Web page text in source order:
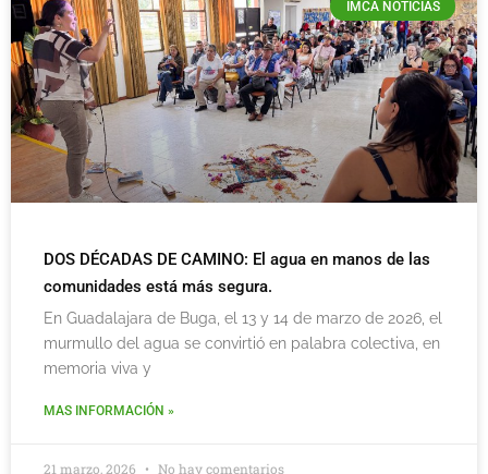
IMCA NOTICIAS
DOS DÉCADAS DE CAMINO: El agua en manos de las
comunidades está más segura.
En Guadalajara de Buga, el 13 y 14 de marzo de 2026, el
murmullo del agua se convirtió en palabra colectiva, en
memoria viva y
MAS INFORMACIÓN »
21 marzo, 2026 No hay comentarios